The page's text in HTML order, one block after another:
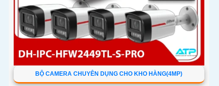
BỘ CAMERA CHUYÊN DỤNG CHO KHO HÀNG(4MP)